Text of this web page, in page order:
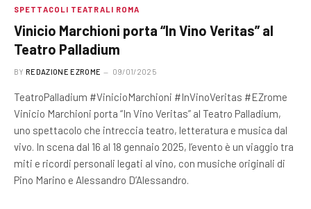
SPETTACOLI TEATRALI ROMA
Vinicio Marchioni porta “In Vino Veritas” al
Teatro Palladium
BY REDAZIONE EZROME 09/01/2025
TeatroPalladium #VinicioMarchioni #InVinoVeritas #EZrome
Vinicio Marchioni porta “In Vino Veritas” al Teatro Palladium,
uno spettacolo che intreccia teatro, letteratura e musica dal
vivo. In scena dal 16 al 18 gennaio 2025, l’evento è un viaggio tra
miti e ricordi personali legati al vino, con musiche originali di
Pino Marino e Alessandro D’Alessandro.